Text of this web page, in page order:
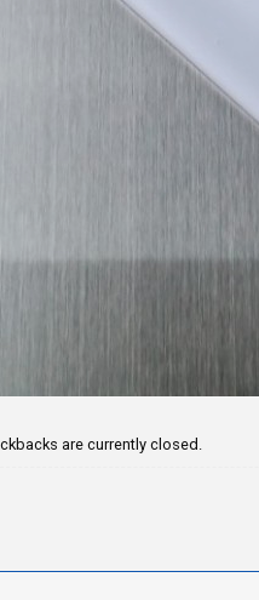
are currently closed.